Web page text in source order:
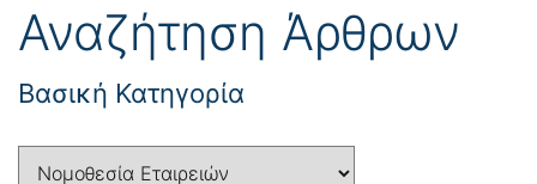
Αναζήτηση Άρθρων
Βασική Κατηγορία